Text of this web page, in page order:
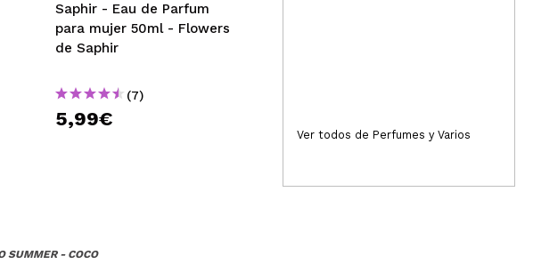
Saphir - Eau de Parfum
para mujer 50ml - Flowers
de Saphir
(7)
5,99€
Ver todos de Perfumes y Varios
SUMMER - COCO